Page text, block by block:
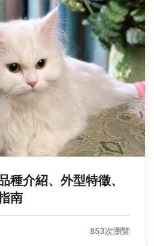
種介紹、外型特徵、
南
853次瀏覽